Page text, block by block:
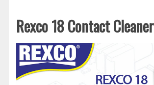
Rexco 18 Contact Cleaner